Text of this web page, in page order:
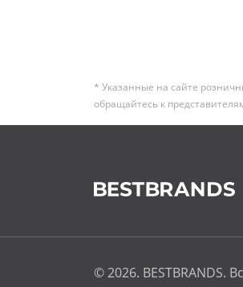
* Указанные на сайте
обращайтесь к
© 2026. BESTBRANDS.